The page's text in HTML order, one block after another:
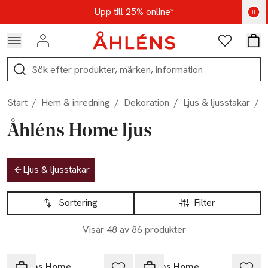
Hoppa till navigationsmenynUpp till 25% online*
Kod: AUG25 - Shoppa nu
Logga in Favoriter
Sök
Start / Hem & inredning / Dekoration / Ljus & ljusstakar /
Åhléns Home ljus
Hoppa till produktsidan
Ljus & ljusstakar
Hoppa till produktsidan
Filter
Sortering
Visar 48 av 86 produkter
Lista över produkter